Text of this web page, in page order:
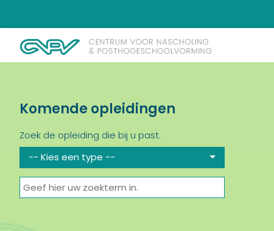
Komende opleidingen
Zoek de opleiding die bij u past.
-- Kies een type --